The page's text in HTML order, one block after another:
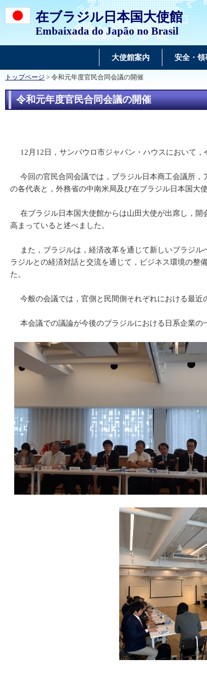
在ブラジル日本国大使館
Embaixada do Japão no Brasil
大使館案内 安全・領
トップページ > 令和元年度官民合同会議の開催
令和元年度官民合同会議の開催
12月12日，サンパウロ市ジャパン・ハウスにおいて，
今回の官民合同会議では，ブラジル日本商工会議所，
の各代表と，外務省の中南米局及び在ブラジル日本国大
在ブラジル日本国大使館からは山田大使が出席し，開
高まっていると述べました。
また，ブラジルは，経済改革を通じて新しいブラジル
ラジルとの経済対話と交流を通じて，ビジネス環境の整
た。
今般の会議では，官側と民間側それぞれにおける最近
本会議での議論が今後のブラジルにおける日系企業の